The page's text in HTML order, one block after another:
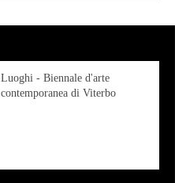
Luoghi - Biennale d'arte
contemporanea di Viterbo